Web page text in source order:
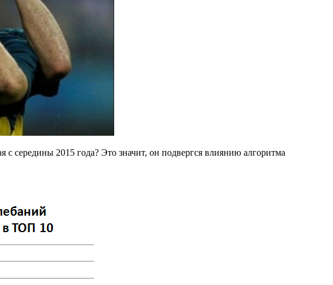
середины 2015 года? Это значит, он подвергся влиянию алгоритма